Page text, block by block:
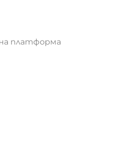
платформа